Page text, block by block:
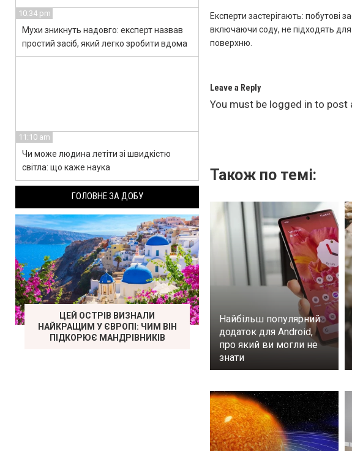
Експерти застерігають: побутові
включаючи соду, не підходять
поверхню.
Leave a Reply
You must be logged in to post
Також по темі:
Найбільш популярний
додаток для Android,
про який ви могли не
знати
10:34 pm
Мухи зникнуть надовго: експерт назвав
простий засіб, який легко зробити вдома
11:10 am
Чи може людина летіти зі швидкістю
світла: що каже наука
ГОЛОВНЕ ЗА ДОБУ
ЦЕЙ ОСТРІВ ВИЗНАЛИ
НАЙКРАЩИМ У ЄВРОПІ: ЧИМ ВІН
ПІДКОРЮЄ МАНДРІВНИКІВ